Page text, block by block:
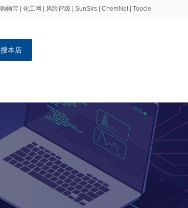
购物宝 化工网 风险评级 SunSirs ChemNet| Toocle
搜本店